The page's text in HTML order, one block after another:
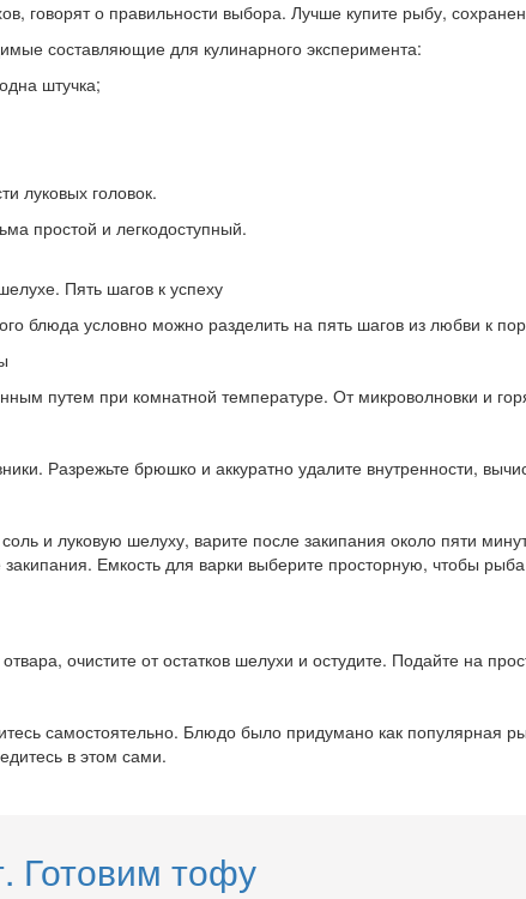
говорят о правильности выбора. Лучше купите рыбу,
составляющие для кулинарного эксперимента:
штучка;
луковых головок.
простой и легкодоступный.
Пять шагов к успеху
блюда условно можно разделить на пять шагов из любви к
путем при комнатной температуре. От микроволновки и
Разрежьте брюшко и аккуратно удалите внутренности,
и луковую шелуху, варите после закипания около пяти
Емкость для варки выберите просторную, чтобы
очистите от остатков шелухи и остудите. Подайте на
самостоятельно. Блюдо было придумано как популярная
в этом сами.
Готовим тофу